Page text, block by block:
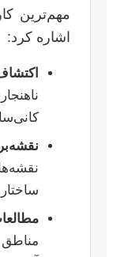
مهم‌ترین
اشاره کرد:
مناطق